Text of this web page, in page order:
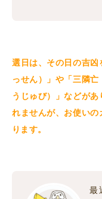
選日は、その日の吉
っせん）」や「三隣亡
うじゅび）」などがあ
れませんが、お使い
ります。
最